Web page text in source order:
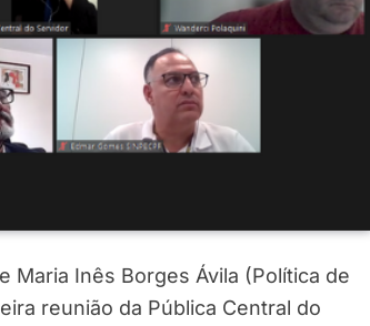
Inês Borges Ávila (Política de
reunião da Pública Central do